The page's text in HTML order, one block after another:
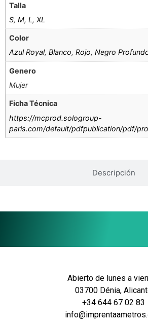
Descripción
Talla
S,M,L,XL
Color
Azul Royal,Blanco,Rojo,Negro
Genero
Mujer
Ficha Técnica
https://mcprod.sologroup-
paris.com/default/pdfpublication/pdf/
Abierto de lunes a
03700 Dénia,
+34 644 67 02 83